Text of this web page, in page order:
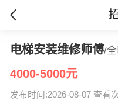
电梯安装维修师傅/
4000-5000元
发布时间:2026-08-07 查看